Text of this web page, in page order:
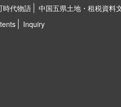
時代物語
中国五県土地・租税資料
Inquiry